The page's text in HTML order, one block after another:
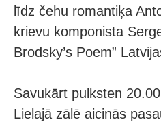
līdz čehu romantiķa
krievu komponista
Brodsky’s Poem”
Savukārt pulksten
Lielajā zālē aicinās